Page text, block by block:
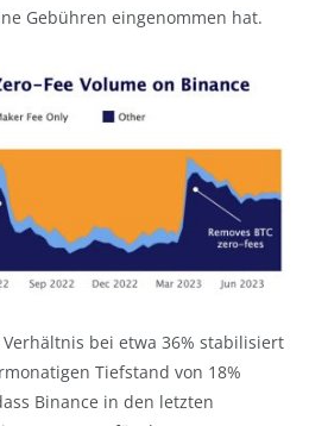
Gebühren eingenommen hat.
bei etwa 36% stabilisiert
Tiefstand von 18%
Binance in den letzten